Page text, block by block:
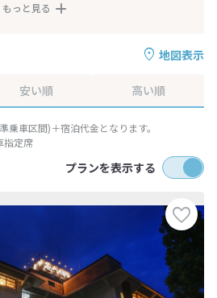
もっと見る
地図表示
安い順 高い順
車区間)＋宿泊代金となります。
指定席
プランを表示する